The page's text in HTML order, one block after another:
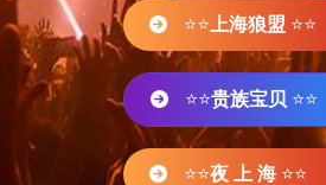
⭐⭐ 上海狼盟 ⭐⭐
⭐⭐贵族宝贝 ⭐⭐
⭐⭐夜 上 海 ⭐⭐